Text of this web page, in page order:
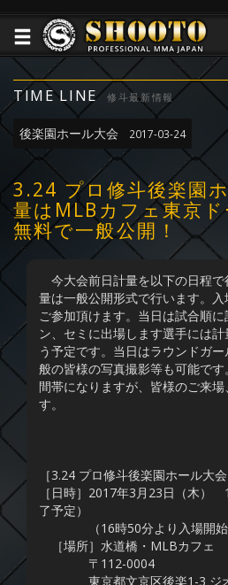
TIME LINE 修斗最新情報
後楽園ホール大会 2017-03-24
3.24 プロ修斗後楽園
量はMLBカフェ東京
無料で一般公開！
今大会前日計量を以下の日程
量は一般公開形式で行います。
ご参加頂けます。当日は試合順
ン、セミに出場します選手には
う予定です。当日はラウンドガ
般の皆様の写真撮影等も可能で
間帯になりますが、皆様のご来
す。
［3.24 プロ修斗後楽園ホール大会
［日時］2017年3月23日（木）
了予定）
（16時50分より入場開始
［場所］水道橋・MLBカフェ
〒112-0004
東京都文京区後楽1-3 ジオ